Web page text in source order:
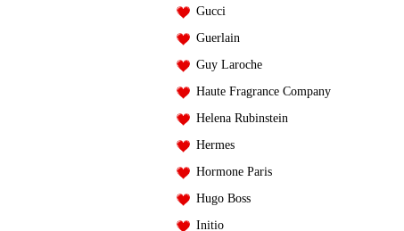
Gucci
Guerlain
Guy Laroche
Haute Fragrance Company
Helena Rubinstein
Hermes
Hormone Paris
Hugo Boss
Initio